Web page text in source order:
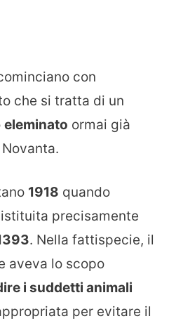
con
che si tratta di un
eleminato ormai già
1918 quando
precisamente
. Nella fattispecie, il
aveva lo scopo
i suddetti animali
per evitare il